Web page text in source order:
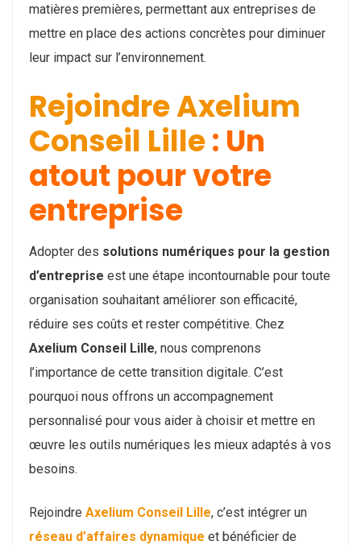
matières premières, permettant aux entreprises de
mettre en place des actions concrètes pour diminuer
leur impact sur l’environnement.
Rejoindre Axelium
Conseil Lille: Un
atout pour votre
entreprise
Adopter des solutions numériques pour la gestion
d’entreprise est une étape incontournable pour toute
organisation souhaitant améliorer son efficacité,
réduire ses coûts et rester compétitive. Chez
Axelium Conseil Lille, nous comprenons
l’importance de cette transition digitale. C’est
pourquoi nous offrons un accompagnement
personnalisé pour vous aider à choisir et mettre en
œuvre les outils numériques les mieux adaptés à vos
besoins.
Rejoindre Axelium Conseil Lille, c’est intégrer un
réseau d’affaires dynamique et bénéficier de